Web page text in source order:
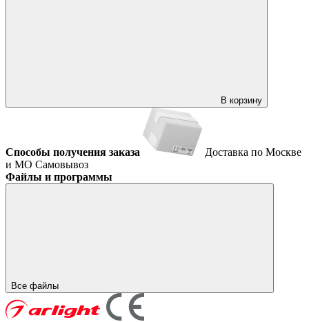
В корзину
Способы получения заказа
Доставка по Москве
и МО Самовывоз
Файлы и программы
Все файлы